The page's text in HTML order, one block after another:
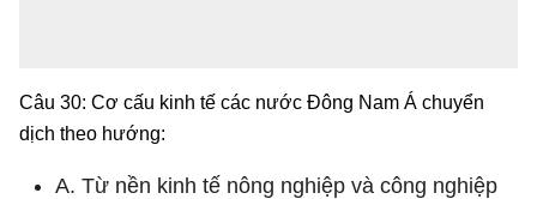
Câu 30: Cơ cấu kinh tế các nước Đông Nam Á chuyển
dịch theo hướng:
A. Từ nền kinh tế nông nghiệp và công nghiệp